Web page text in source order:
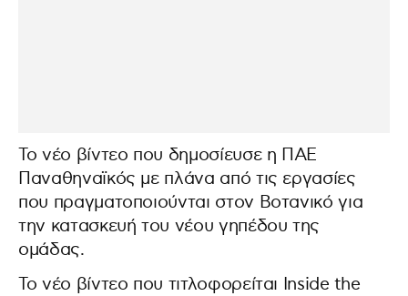
Το νέο βίντεο που δημοσίευσε η ΠΑΕ
Παναθηναϊκός με πλάνα από τις εργασίες
που πραγματοποιούνται στον Βοτανικό για
την κατασκευή του νέου γηπέδου της
ομάδας.
Το νέο βίντεο που τιτλοφορείται Inside the